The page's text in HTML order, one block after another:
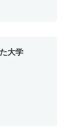
大学